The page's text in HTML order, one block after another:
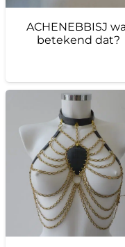
ACHENEBBISJ
betekend dat?